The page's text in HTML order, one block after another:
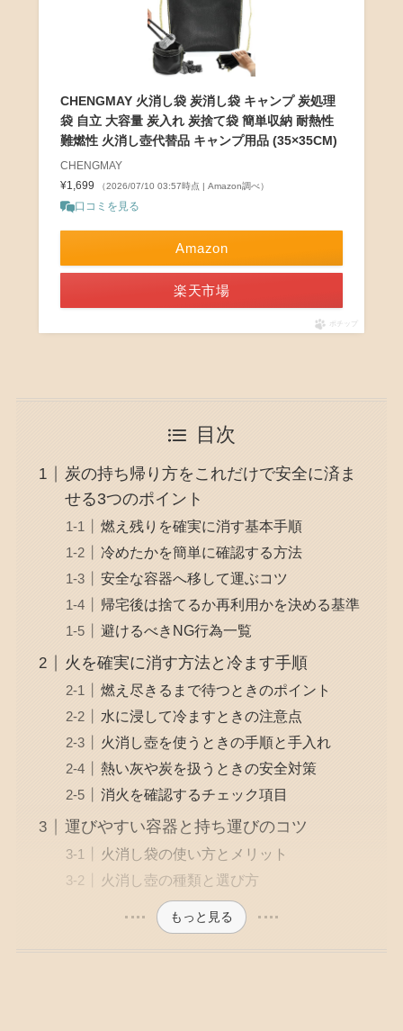
CHENGMAY 火消し袋 炭消し袋 キャンプ 炭処理
袋 自立 大容量 炭入れ 炭捨て袋 簡単収納 耐熱性
難燃性 火消し壺代替品 キャンプ用品 (35×35CM)
CHENGMAY
¥1,699
（2026/07/10 03:57時点 | Amazon調べ）
口コミを見る
Amazon
楽天市場
ポチップ
目次
炭の持ち帰り方をこれだけで安全に済ま
せる3つのポイント
燃え残りを確実に消す基本手順
冷めたかを簡単に確認する方法
安全な容器へ移して運ぶコツ
帰宅後は捨てるか再利用かを決める基準
避けるべきNG行為一覧
火を確実に消す方法と冷ます手順
燃え尽きるまで待つときのポイント
水に浸して冷ますときの注意点
火消し壺を使うときの手順と手入れ
熱い灰や炭を扱うときの安全対策
消火を確認するチェック項目
運びやすい容器と持ち運びのコツ
火消し袋の使い方とメリット
火消し壺の種類と選び方
もっと見る